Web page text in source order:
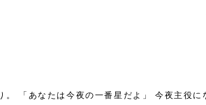
。 「あなたは今夜の一番星だよ」 今夜主役に